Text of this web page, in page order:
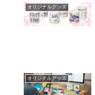
オリジナルグッズ
オリジナルグッズ